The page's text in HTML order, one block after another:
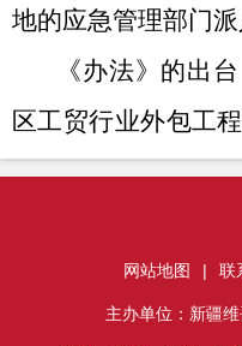
地的应急管理部门派
《办法》的出
区工贸行业外包工
范化、精细化新台
关于印发《自治区工贸
网站地图 | 联
主办单位：新疆